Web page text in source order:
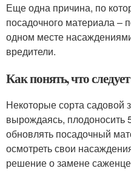
Еще одна причина, по
посадочного материала –
одном месте
вредители.
Как понять, что
Некоторые сорта садовой
вырождаясь, плодоносить
обновлять посадочный
осмотреть свои
решение о замене